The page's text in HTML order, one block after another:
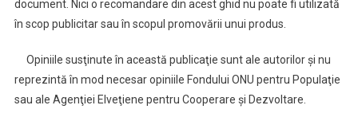
document. Nici o recomandare din acest ghid nu poate fi utilizată
în scop publicitar sau în scopul promovării unui produs.
Opiniile susţinute în această publicaţie sunt ale autorilor şi nu
reprezintă în mod necesar opiniile Fondului ONU pentru Populaţie
sau ale Agenţiei Elveţiene pentru Cooperare şi Dezvoltare.